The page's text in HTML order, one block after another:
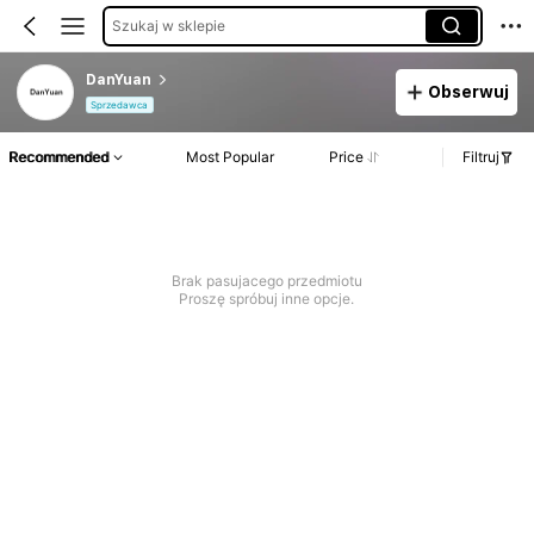
Szukaj w sklepie
DanYuan
Sprzedawca
Obserwuj
Recommended Most Popular Price Filtruj
Brak pasujacego przedmiotu
Proszę spróbuj inne opcje.